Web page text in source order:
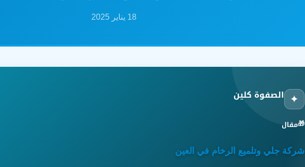
18 يناير 2025
✦ الصفوة كلين
🎁مقال
شركة جلي وتلميع الرخام في العين